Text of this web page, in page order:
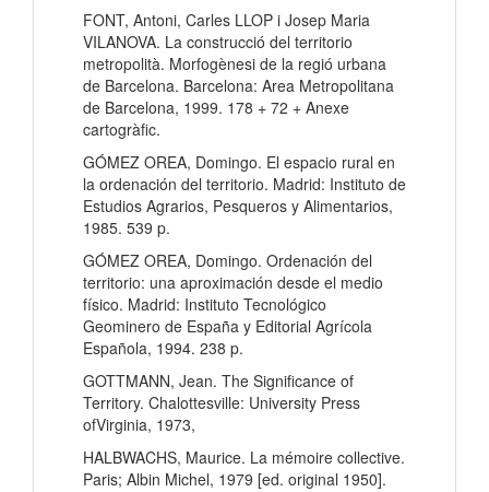
FONT, Antoni, Carles LLOP i Josep Maria
VILANOVA. La construcció del territorio
metropolità. Morfogènesi de la regió urbana
de Barcelona. Barcelona: Area Metropolitana
de Barcelona, 1999. 178 + 72 + Anexe
cartogràfic.
GÓMEZ OREA, Domingo. El espacio rural en
la ordenación del territorio. Madrid: Instituto de
Estudios Agrarios, Pesqueros y Alimentarios,
1985. 539 p.
GÓMEZ OREA, Domingo. Ordenación del
territorio: una aproximación desde el medio
físico. Madrid: Instituto Tecnológico
Geominero de España y Editorial Agrícola
Española, 1994. 238 p.
GOTTMANN, Jean. The Significance of
Territory. Chalottesville: University Press
ofVirginia, 1973,
HALBWACHS, Maurice. La mémoire collective.
Paris; Albin Michel, 1979 [ed. original 1950].